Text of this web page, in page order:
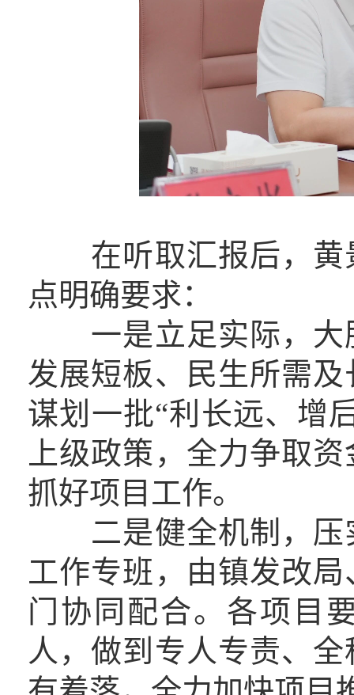
在听取汇报后，黄
点明确要求：
一是立足实际，大
发展短板、民生所需
谋划一批“利长远、增
上级政策，全力争取
抓好项目工作。
二是健全机制，压
工作专班，由镇发改
门协同配合。各项目
人，做到专人专责、